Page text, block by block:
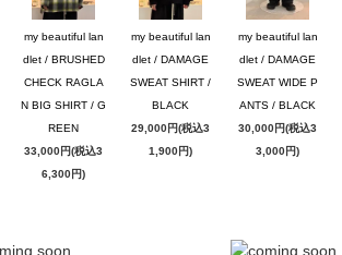
my beautiful lan
dlet / BRUSHED
CHECK RAGLA
N BIG SHIRT / G
REEN
33,000円(税込3
6,300円)
my beautiful lan
dlet / DAMAGE
SWEAT SHIRT /
BLACK
29,000円(税込3
1,900円)
my beautiful lan
dlet / DAMAGE
SWEAT WIDE P
ANTS / BLACK
30,000円(税込3
3,000円)